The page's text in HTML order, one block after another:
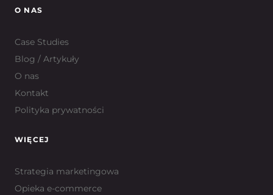
O NAS
Case Studies
Blog / Artykuły
O nas
Kontakt
Polityka prywatności
WIĘCEJ
Strategia marketingowa
Opieka e-commerce